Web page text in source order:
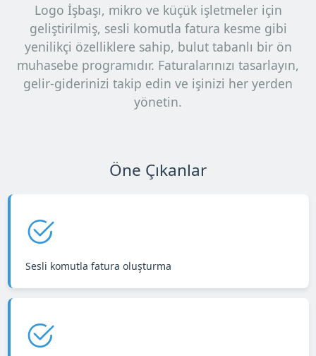
Logo İşbaşı, mikro ve küçük işletmeler için
geliştirilmiş, sesli komutla fatura kesme gibi
yenilikçi özelliklere sahip, bulut tabanlı bir ön
muhasebe programıdır. Faturalarınızı tasarlayın,
gelir-giderinizi takip edin ve işinizi her yerden
yönetin.
Öne Çıkanlar
Sesli komutla fatura oluşturma